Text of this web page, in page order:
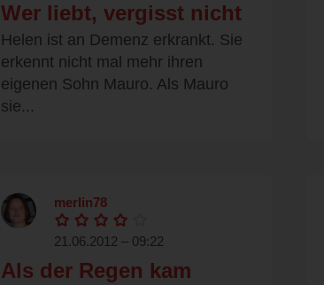
Wer liebt, vergisst nicht
Helen ist an Demenz erkrankt. Sie
erkennt nicht mal mehr ihren
eigenen Sohn Mauro. Als Mauro
sie...
merlin78
21.06.2012 – 09:22
Als der Regen kam